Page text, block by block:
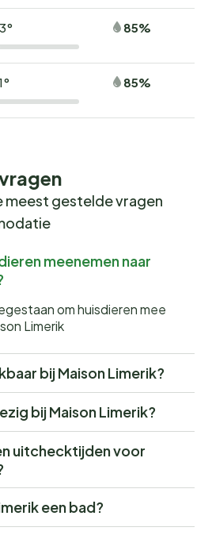
85%
85%
gestelde vragen
meenemen naar
om huisdieren mee
Limerik
bij Maison Limerik?
bij Maison Limerik?
uitchecktijden voor
een bad?